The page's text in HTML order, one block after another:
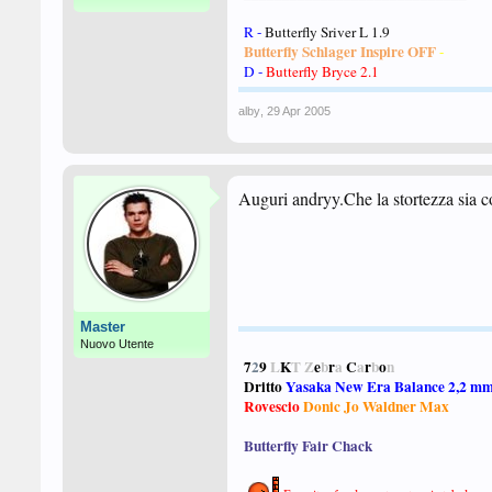
R -Butterfly Sriver L 1.9
Butterfly Schlager Inspire OFF-
D -Butterfly Bryce2.1
alby 29 Apr 2005
Master
Nuovo Utente
Auguri andryy.Che la stortezza sia
729 LKT Zebra Carbon
DrittoYasaka New Era Balance 2,2
RovescioDonic Jo Waldner Max
Butterfly Fair Chack